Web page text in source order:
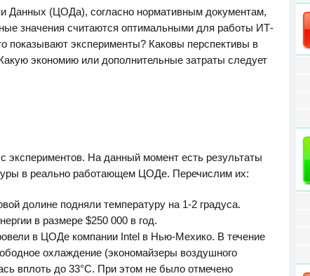
Данных (ЦОДа), согласно нормативным документам,
значения считаются оптимальными для работы ИТ-
показывают эксперименты? Каковы перспективы в
экономию или дополнительные затраты следует
экспериментов. На данный момент есть результаты
в реально работающем ЦОДе. Перечислим их:
долине подняли температуру на 1-2 градуса.
в размере $250 000 в год.
в ЦОДе компании Intel в Нью-Мехико. В течение
охлаждение (экономайзеры воздушного
вплоть до 33°С. При этом не было отмечено